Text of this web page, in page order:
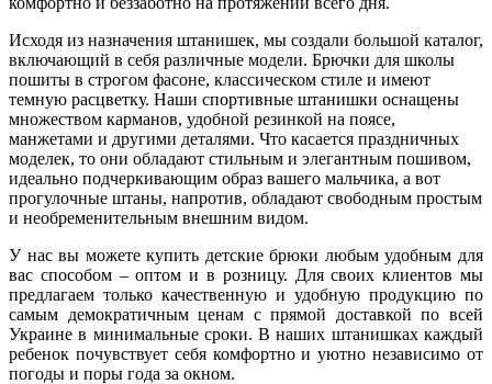
Исходя из назначения штанишек, мы создали большой каталог,
включающий в себя различные модели. Брючки для школы
пошиты в строгом фасоне, классическом стиле и имеют
темную расцветку. Наши спортивные штанишки оснащены
множеством карманов, удобной резинкой на поясе,
манжетами и другими деталями. Что касается праздничных
моделек, то они обладают стильным и элегантным пошивом,
идеально подчеркивающим образ вашего мальчика, а вот
прогулочные штаны, напротив, обладают свободным простым
и необременительным внешним видом.
У нас вы можете купить детские брюки любым удобным для
вас способом – оптом и в розницу. Для своих клиентов мы
предлагаем только качественную и удобную продукцию по
самым демократичным ценам с прямой доставкой по всей
Украине в минимальные сроки. В наших штанишках каждый
ребенок почувствует себя комфортно и уютно независимо от
погоды и поры года за окном.